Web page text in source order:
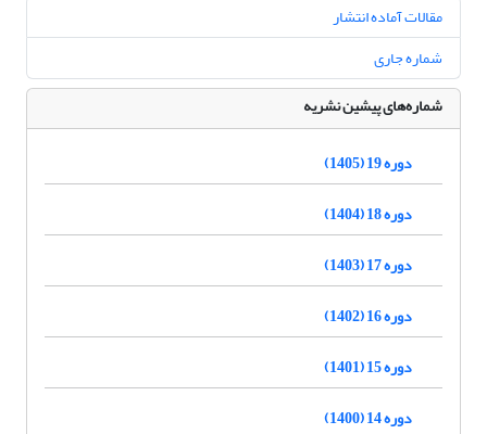
مقالات آماده انتشار
شماره جاری
شماره‌های پیشین نشریه
دوره 19 (1405)
دوره 18 (1404)
دوره 17 (1403)
دوره 16 (1402)
دوره 15 (1401)
دوره 14 (1400)